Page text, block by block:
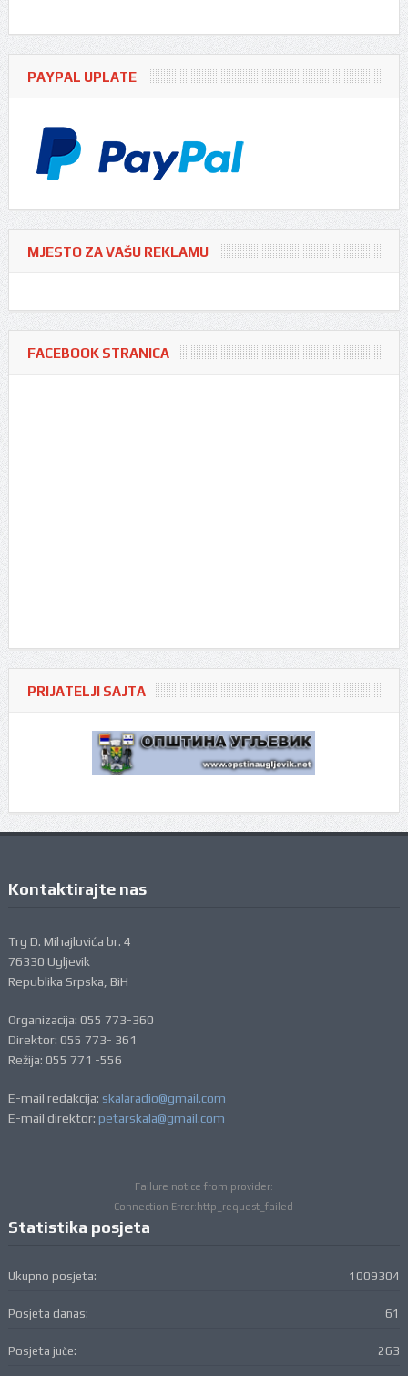
PAYPAL UPLATE
MJESTO ZA VAŠU REKLAMU
FACEBOOK STRANICA
PRIJATELJI SAJTA
Kontaktirajte nas
Trg D. Mihajlovića br. 4
76330 Ugljevik
Republika Srpska, BiH
Organizacija: 055 773-360
Direktor: 055 773- 361
Režija: 055 771 -556
E-mail redakcija: skalaradio@gmail.com
E-mail direktor: petarskala@gmail.com
Failure notice from provider:
Connection Error:http_request_failed
Statistika posjeta
1009304
Ukupno posjeta:
61
Posjeta danas:
263
Posjeta juče: